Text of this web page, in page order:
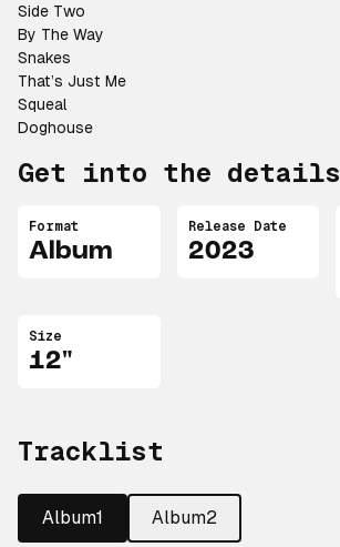
Side Two
By The Way
Snakes
That’s Just Me
Squeal
Doghouse
Get into the details
Format
Album
Release Date
2023
Size
12"
Tracklist
Album1 Album2